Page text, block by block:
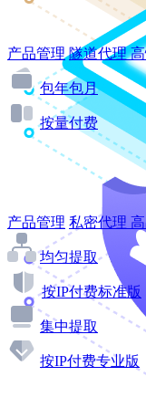
产品管理 隧道代理
包年包月
按量付费
产品管理 私密代理
均匀提取
按IP付费标准版
集中提取
按IP付费专业版